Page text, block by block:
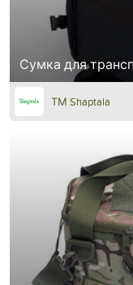
Сумка для
ТМ Shaptala